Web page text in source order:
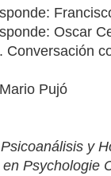
Oscar
Conversación
Pujó
y
Psychologie